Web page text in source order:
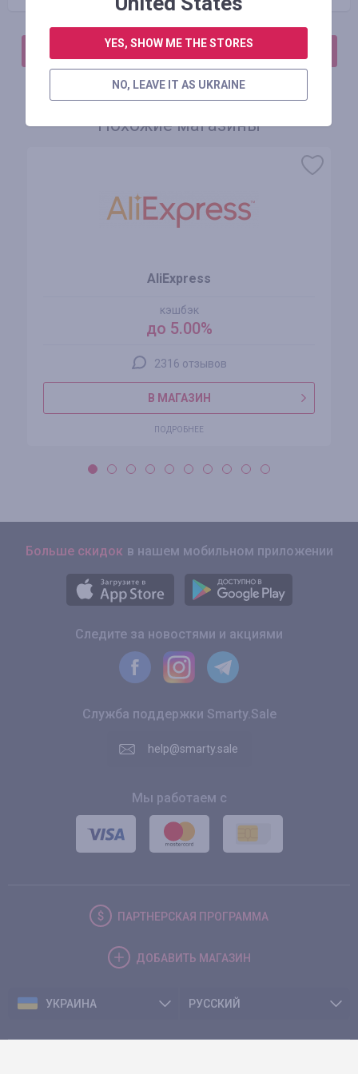
АВТОРИЗИРУЙТЕСЬ, ЧТОБЫ ОСТАВИТЬ ОТЗЫВ
Похожие магазины
AliExpress
кэшбэк
до 5.00%
2316 отзывов
В МАГАЗИН
ПОДРОБНЕЕ
Больше скидок в нашем мобильном приложении
Следите за новостями и акциями
Служба поддержки Smarty.Sale
help@smarty.sale
Мы работаем с
ПАРТНЕРСКАЯ ПРОГРАММА
ДОБАВИТЬ МАГАЗИН
УКРАИНА РУССКИЙ
YES, SHOW ME THE STORES
NO, LEAVE IT AS UKRAINE